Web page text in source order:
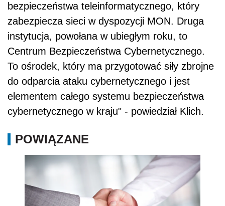
bezpieczeństwa teleinformatycznego, który
zabezpiecza sieci w dyspozycji MON. Druga
instytucja, powołana w ubiegłym roku, to
Centrum Bezpieczeństwa Cybernetycznego.
To ośrodek, który ma przygotować siły zbrojne
do odparcia ataku cybernetycznego i jest
elementem całego systemu bezpieczeństwa
cybernetycznego w kraju" - powiedział Klich.
POWIĄZANE